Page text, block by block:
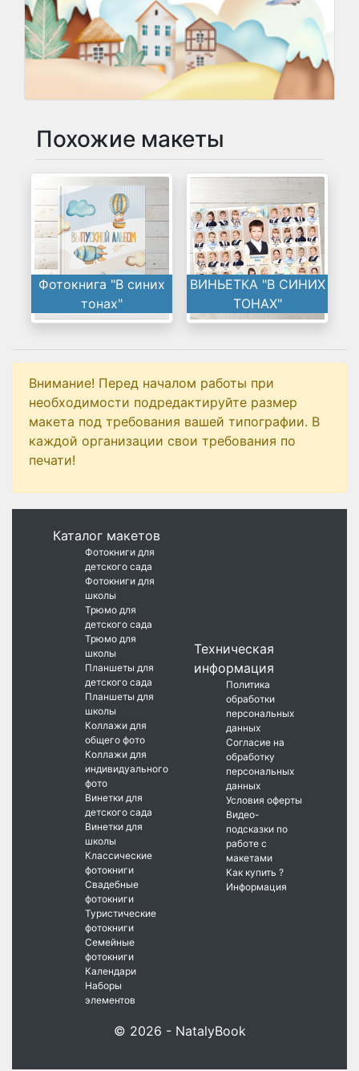
Похожие макеты
Фотокнига "В синих
тонах"
ВИНЬЕТКА "В СИНИХ
ТОНАХ"
Внимание! Перед началом работы при
необходимости подредактируйте размер
макета под требования вашей типографии. В
каждой организации свои требования по
печати!
Каталог макетов
Фотокниги для
детского сада
Фотокниги для
школы
Трюмо для
детского сада
Трюмо для
школы
Планшеты для
детского сада
Планшеты для
школы
Коллажи для
общего фото
Коллажи для
индивидуального
фото
Винетки для
детского сада
Винетки для
школы
Классические
фотокниги
Свадебные
фотокниги
Туристические
фотокниги
Семейные
фотокниги
Календари
Наборы
элементов
Техническая
информация
Политика
обработки
персональных
данных
Согласие на
обработку
персональных
данных
Условия оферты
Видео-
подсказки по
работе с
макетами
Как купить ?
Информация
© 2026 - NatalyBook